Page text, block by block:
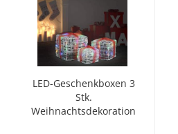
LED-Geschenkboxen 3
Stk.
Weihnachtsdekoration